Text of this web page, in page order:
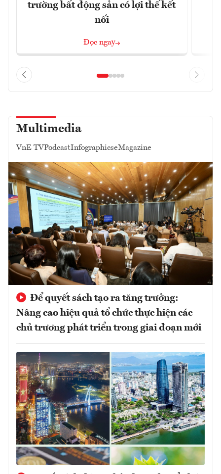
trường bất động sản có lợi thế kết
nối
Đọc ngay
Multimedia
VnE TVPodcastInfographicseMagazine
Để quyết sách tạo ra tăng trưởng:
Nâng cao hiệu quả tổ chức thực hiện các
chủ trương phát triển trong giai đoạn mới